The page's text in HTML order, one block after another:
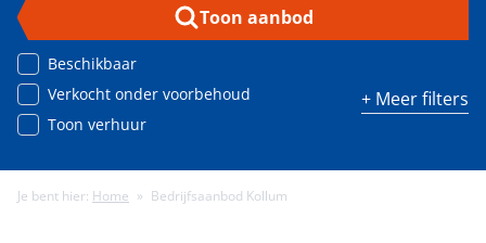
Toon aanbod
Beschikbaar
Verkocht onder voorbehoud
Toon verhuur
+ Meer filters
Minimale energielabel
Je bent hier: Home » Bedrijfsaanbod Kollum